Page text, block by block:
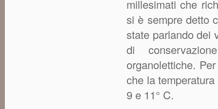
millesimati che
si è sempre detto
state parlando dei
di
organolettiche.
che la
9 e 11° C.